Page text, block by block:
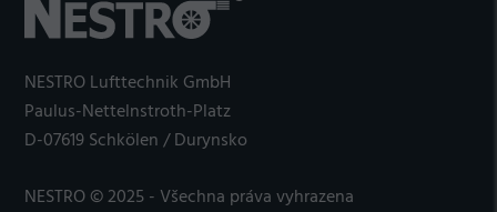
NESTRO Lufttechnik GmbH
Paulus-Nettelnstroth-Platz
D-07619 Schkölen / Durynsko
NESTRO © 2025 - Všechna práva vyhrazena